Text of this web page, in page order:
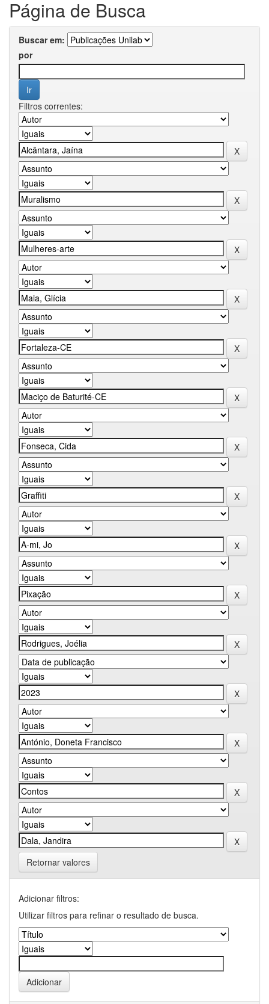
Página de Busca
Buscar em:
por
Filtros correntes:
Retornar valores
Adicionar filtros:
Utilizar filtros para refinar o resultado de busca.